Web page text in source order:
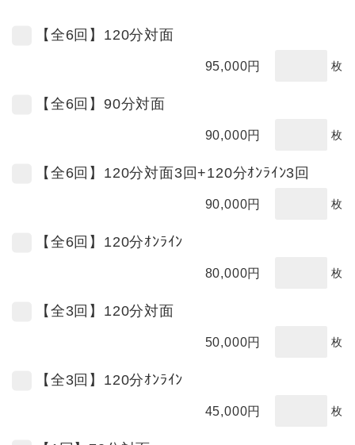
【全6回】120分対面
95,000円 枚
【全6回】90分対面
90,000円 枚
【全6回】120分対面3回+120分ｵﾝﾗｲﾝ3回
90,000円 枚
【全6回】120分ｵﾝﾗｲﾝ
80,000円 枚
【全3回】120分対面
50,000円 枚
【全3回】120分ｵﾝﾗｲﾝ
45,000円 枚